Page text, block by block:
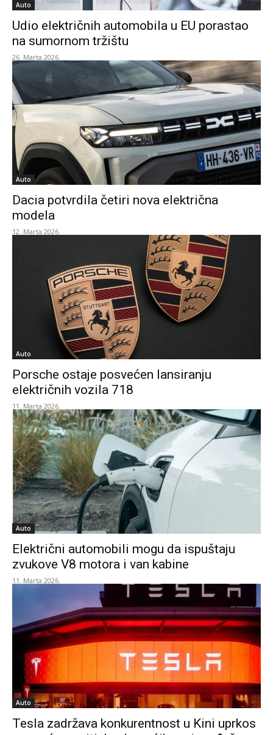
Auto
Udio električnih automobila u EU porastao
na sumornom tržištu
26. Marta 2026.
Auto
Dacia potvrdila četiri nova električna
modela
12. Marta 2026.
Auto
Porsche ostaje posvećen lansiranju
električnih vozila 718
11. Marta 2026.
Auto
Električni automobili mogu da ispuštaju
zvukove V8 motora i van kabine
11. Marta 2026.
Auto
Tesla zadržava konkurentnost u Kini uprkos